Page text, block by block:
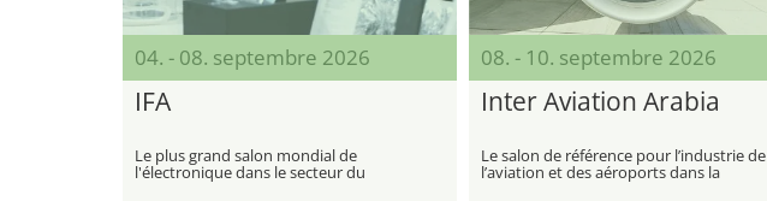
04. - 08. septembre 2026
IFA
Le plus grand salon mondial de
l'électronique dans le secteur du
divertissement et des appareils
08. - 10. septembre 2026
Inter Aviation Arabia
Le salon de référence pour l’industrie de
l’aviation et des aéroports dans la